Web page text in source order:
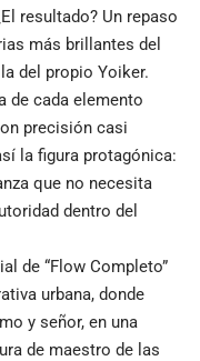
resultado? Un repaso
más brillantes del
del propio Yoiker.
de cada elemento
precisión casi
la figura protagónica:
que no necesita
dentro del
de “Flow Completo”
urbana, donde
y señor, en una
de maestro de las